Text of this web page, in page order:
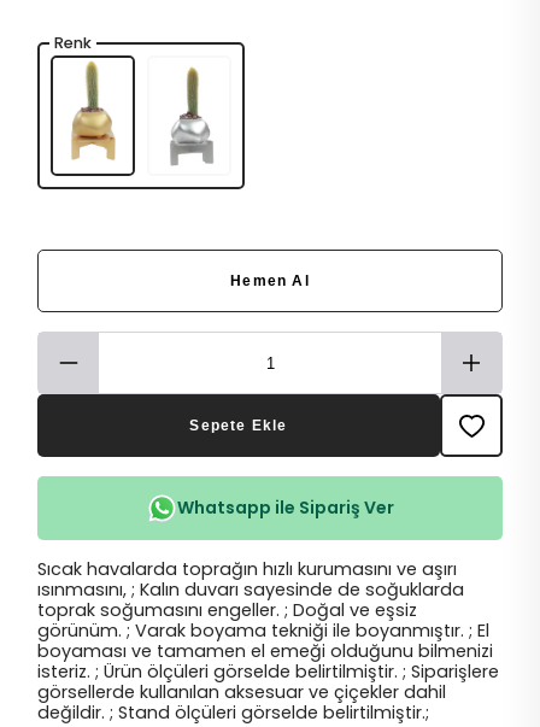
Renk
Hemen Al
Sepete Ekle
Whatsapp ile Sipariş Ver
Sıcak havalarda toprağın hızlı kurumasını ve aşırı
ısınmasını, ; Kalın duvarı sayesinde de soğuklarda
toprak soğumasını engeller. ; Doğal ve eşsiz
görünüm. ; Varak boyama tekniği ile boyanmıştır. ; El
boyaması ve tamamen el emeği olduğunu bilmenizi
isteriz. ; Ürün ölçüleri görselde belirtilmiştir. ; Siparişlere
görsellerde kullanılan aksesuar ve çiçekler dahil
değildir. ; Stand ölçüleri görselde belirtilmiştir.;